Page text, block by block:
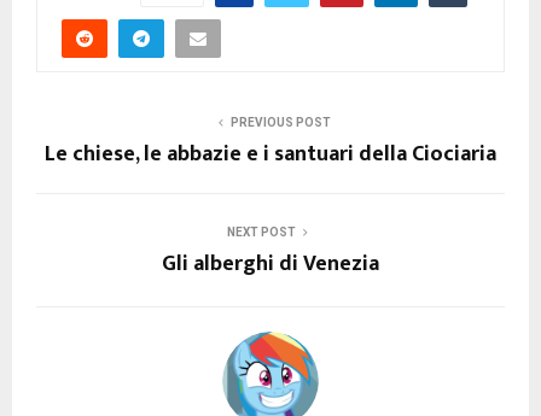
PREVIOUS POST
Le chiese, le abbazie e i santuari della Ciociaria
NEXT POST
Gli alberghi di Venezia